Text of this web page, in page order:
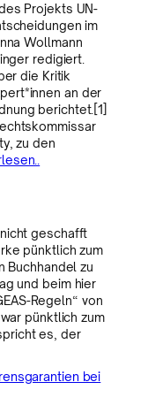
Projekts UN-
im
Wollmann
redigiert.
die Kritik
an der
berichtet.[1]
zu den
geschafft
pünktlich zum
Buchhandel zu
und beim hier
Regeln“ von
pünktlich zum
es, der
bei